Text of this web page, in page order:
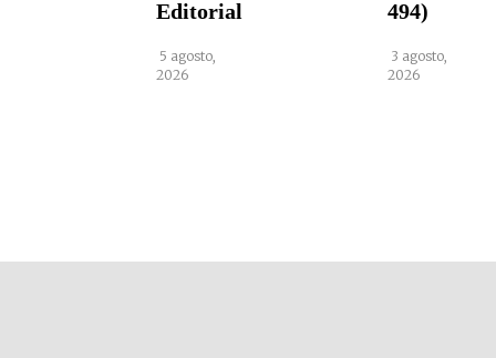
Editorial
5 agosto,
2026
494)
3 agosto,
2026